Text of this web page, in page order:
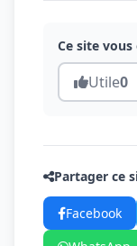
Ce site
Utile0
Partager ce
Facebook